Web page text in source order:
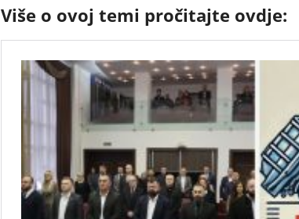
Više o ovoj temi pročitajte ovdje: